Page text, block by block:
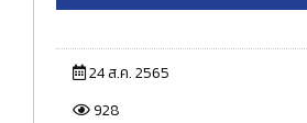
24 ส.ค. 2565
928